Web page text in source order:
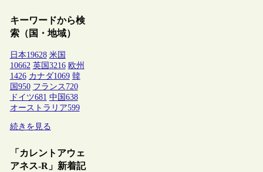
キーワードから検
索（国・地域）
日本19628 米国
10662 英国 3216 欧州
1426 カナダ1069 韓
国 950 フランス 720
ドイツ681 中国 638
オーストラリア599
続きを見る
「カレントアウェ
アネス-R」新着記